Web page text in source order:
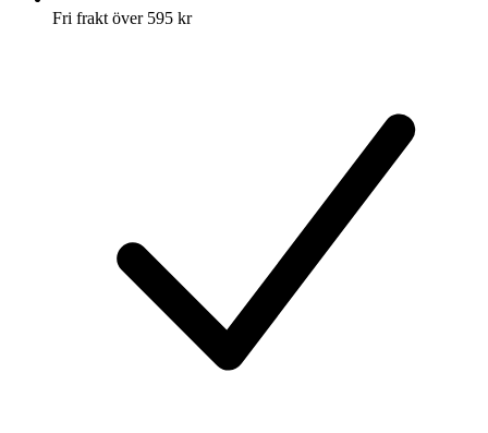
Fri frakt över 595 kr